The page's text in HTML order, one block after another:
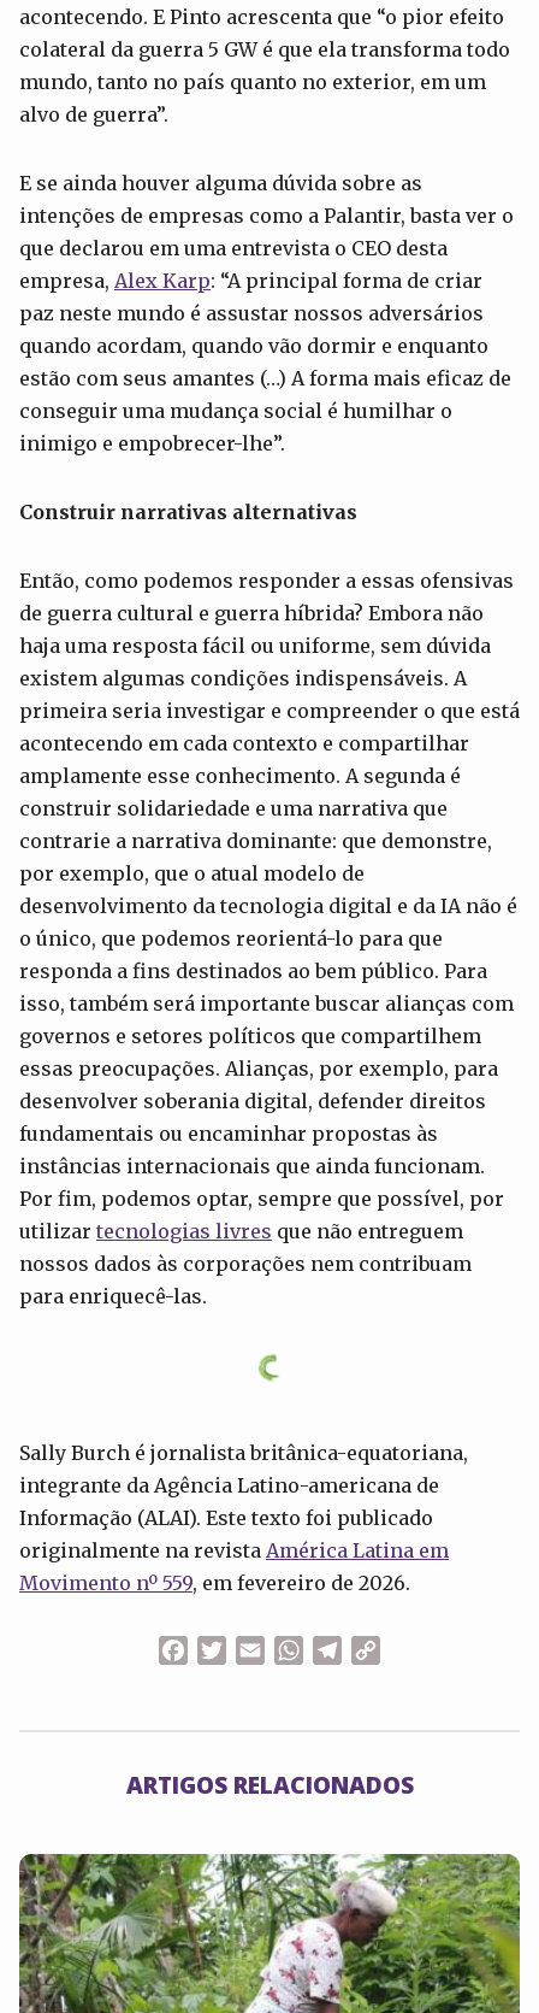
acontecendo. E Pinto acrescenta que “o pior efeito
colateral da guerra 5 GW é que ela transforma todo
mundo, tanto no país quanto no exterior, em um
alvo de guerra”.
E se ainda houver alguma dúvida sobre as
intenções de empresas como a Palantir, basta ver o
que declarou em uma entrevista o CEO desta
empresa, Alex Karp: “A principal forma de criar
paz neste mundo é assustar nossos adversários
quando acordam, quando vão dormir e enquanto
estão com seus amantes (…) A forma mais eficaz de
conseguir uma mudança social é humilhar o
inimigo e empobrecer-lhe”.
Construir narrativas alternativas
Então, como podemos responder a essas ofensivas
de guerra cultural e guerra híbrida? Embora não
haja uma resposta fácil ou uniforme, sem dúvida
existem algumas condições indispensáveis. A
primeira seria investigar e compreender o que está
acontecendo em cada contexto e compartilhar
amplamente esse conhecimento. A segunda é
construir solidariedade e uma narrativa que
contrarie a narrativa dominante: que demonstre,
por exemplo, que o atual modelo de
desenvolvimento da tecnologia digital e da IA não é
o único, que podemos reorientá-lo para que
responda a fins destinados ao bem público. Para
isso, também será importante buscar alianças com
governos e setores políticos que compartilhem
essas preocupações. Alianças, por exemplo, para
desenvolver soberania digital, defender direitos
fundamentais ou encaminhar propostas às
instâncias internacionais que ainda funcionam.
Por fim, podemos optar, sempre que possível, por
utilizar tecnologias livres que não entreguem
nossos dados às corporações nem contribuam
para enriquecê-las.
Sally Burch é jornalista britânica-equatoriana,
integrante da Agência Latino-americana de
Informação (ALAI). Este texto foi publicado
originalmente na revista América Latina em
Movimento nº 559, em fevereiro de 2026.
FacebookTwitterEmailWhatsApp
Telegram
ARTIGOS RELACIONADOS